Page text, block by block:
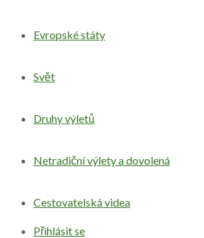
Přihlásit se
Evropské státy
Svět
Druhy výletů
Netradiční výlety a dovolená
Cestovatelská videa